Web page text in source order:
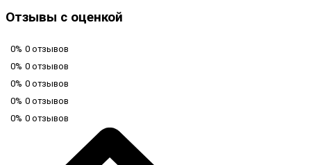
Отзывы с оценкой
0% 0 отзывов
0% 0 отзывов
0% 0 отзывов
0% 0 отзывов
0% 0 отзывов